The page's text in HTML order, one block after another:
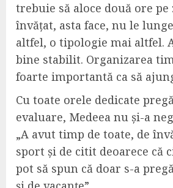
trebuie să aloce două ore
învățat, asta face, nu le
altfel, o tipologie mai altfel.
bine stabilit. Organizarea
foarte importantă ca să
Cu toate orele dedicate
evaluare, Medeea nu și-a
„A avut timp de toate, de
sport și de citit deoarece că
pot să spun că doar s-a